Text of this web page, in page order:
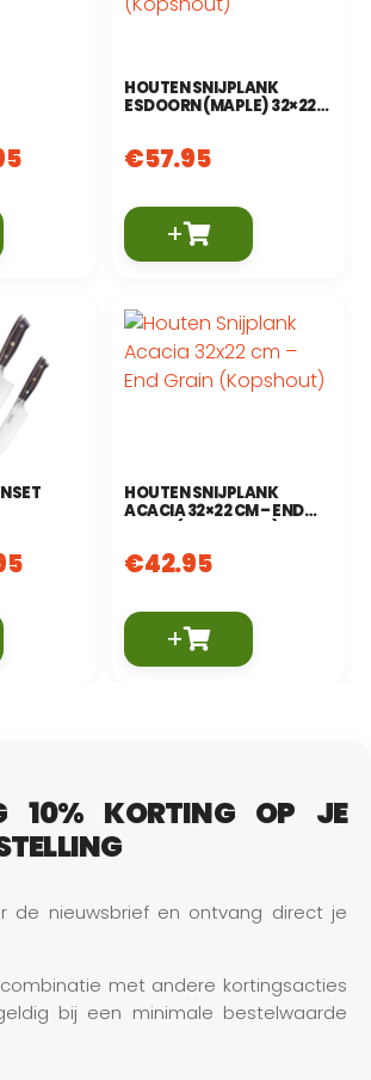
HOUTEN SNIJPLANK
ESDOORN (MAPLE) 32×22
€57.95
+
HOUTEN SNIJPLANK
ACACIA 32×22 CM – END
GRAIN (KOPSHOUT)
€42.95
+
10% KORTING OP JE
de nieuwsbrief en ontvang direct je
met andere kortingsacties
bij een minimale bestelwaarde